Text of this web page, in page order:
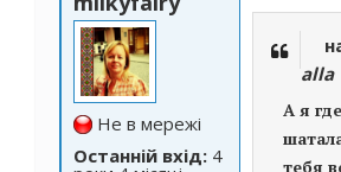
Не в мережі
Останній вхід: 4
alla
А я где
тебя